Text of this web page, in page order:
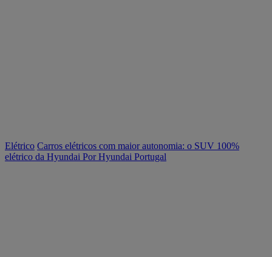
Elétrico Carros elétricos com maior autonomia: o SUV 100%
elétrico da Hyundai Por Hyundai Portugal